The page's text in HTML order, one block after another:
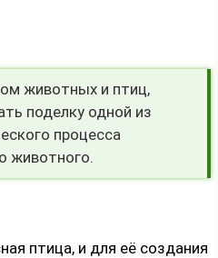
животных и птиц,
поделку одной из
процесса
животного.
птица, и для её создания